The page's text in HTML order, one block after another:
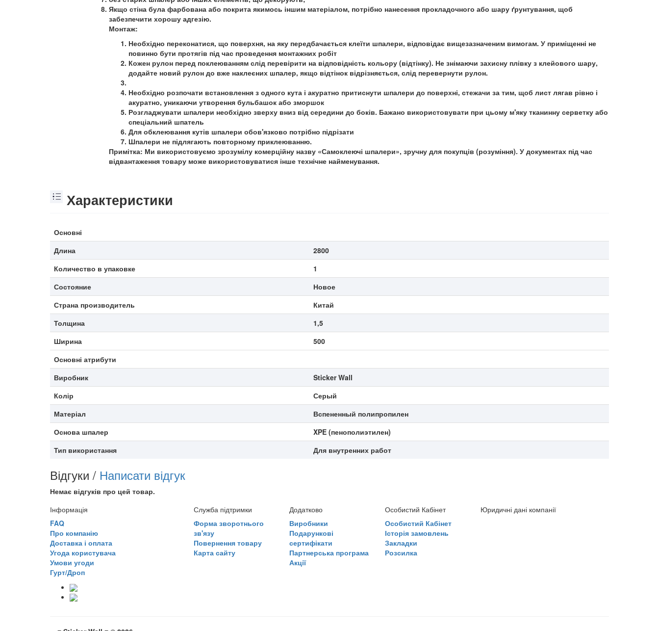
Якщо стіна була фарбована або покрита якимось іншим матеріалом, потрібно нанесення прокладочного або шару ґрунтування, щоб
забезпечити хорошу адгезію.
Монтаж:
Необхідно переконатися, що поверхня, на яку передбачається клеїти шпалери, відповідає вищезазначеним вимогам. У приміщенні не
повинно бути протягів під час проведення монтажних робіт
Кожен рулон перед поклеюванням слід перевірити на відповідність кольору (відтінку). Не знімаючи захисну плівку з клейового шару,
додайте новий рулон до вже наклеєних шпалер, якщо відтінок відрізняється, слід перевернути рулон.
Необхідно розпочати встановлення з одного кута і акуратно притиснути шпалери до поверхні, стежачи за тим, щоб лист лягав рівно і
акуратно, уникаючи утворення бульбашок або зморшок
Розгладжувати шпалери необхідно зверху вниз від середини до боків. Бажано використовувати при цьому м'яку тканинну серветку або
спеціальний шпатель
Для обклеювання кутів шпалери обов'язково потрібно підрізати
Шпалери не підлягають повторному приклеюванню.
Примітка: Ми використовуємо зрозумілу комерційну назву «Самоклеючі шпалери», зручну для покупців (розуміння). У документах під час
відвантаження товару може використовуватися інше технічне найменування.
Характеристики
Основні
Длина
2800
Количество в упаковке
1
Состояние
Новое
Страна производитель
Китай
Толщина
1,5
Ширина
500
Основні атрибути
Виробник
Sticker Wall
Колір
Серый
Матеріал
Вспененный полипропилен
Основа шпалер
XPE (пенополиэтилен)
Тип використання
Для внутренних работ
Відгуки / Написати відгук
Немає відгуків про цей товар.
Інформація
FAQ
Про компанію
Доставка і оплата
Угода користувача
Умови угоди
Гурт/Дроп
Служба підтримки
Форма зворотнього
зв'язу
Повернення товару
Карта сайту
Додатково
Виробники
Подарункові
сертифікати
Партнерська програма
Акції
Особистий Кабінет
Особистий Кабінет
Історія замовлень
Закладки
Розсилка
Юридичні дані компанії